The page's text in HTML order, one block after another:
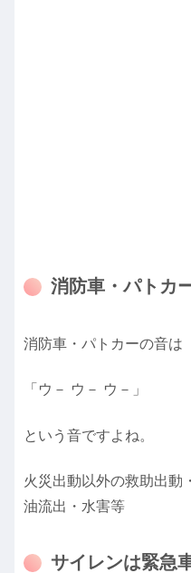
消防車・パトカ
消防車・パトカーの音は
「ウ－ ウ－ ウ－」
という音ですよね。
火災出動以外の救助出動
油流出・水害等
サイレンは緊急